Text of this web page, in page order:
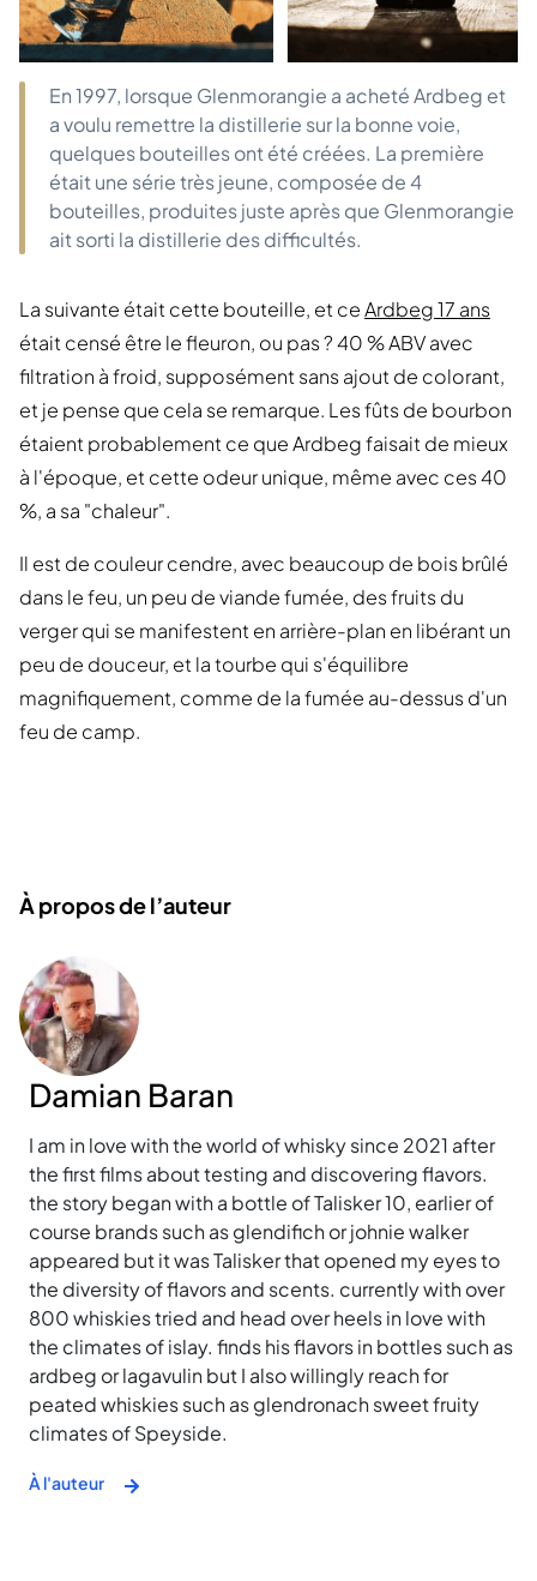
En 1997, lorsque Glenmorangie a acheté Ardbeg et
a voulu remettre la distillerie sur la bonne voie,
quelques bouteilles ont été créées. La première
était une série très jeune, composée de 4
bouteilles, produites juste après que Glenmorangie
ait sorti la distillerie des difficultés.
La suivante était cette bouteille, et ceArdbeg 17 ans
était censé être le fleuron, ou pas ? 40 % ABV avec
filtration à froid, supposément sans ajout de colorant,
et je pense que cela se remarque. Les fûts de bourbon
étaient probablement ce que Ardbeg faisait de mieux
à l'époque, et cette odeur unique, même avec ces 40
%, a sa "chaleur".
Il est de couleur cendre, avec beaucoup de bois brûlé
dans le feu, un peu de viande fumée, des fruits du
verger qui se manifestent en arrière-plan en libérant un
peu de douceur, et la tourbe qui s'équilibre
magnifiquement, comme de la fumée au-dessus d'un
feu de camp.
À propos de l’auteur
Damian Baran
I am in love with the world of whisky since 2021 after
the first films about testing and discovering flavors.
the story began with a bottle of Talisker 10, earlier of
course brands such as glendifich or johnie walker
appeared but it was Talisker that opened my eyes to
the diversity of flavors and scents. currently with over
800 whiskies tried and head over heels in love with
the climates of islay. finds his flavors in bottles such as
ardbeg or lagavulin but I also willingly reach for
peated whiskies such as glendronach sweet fruity
climates of Speyside.
À l'auteur